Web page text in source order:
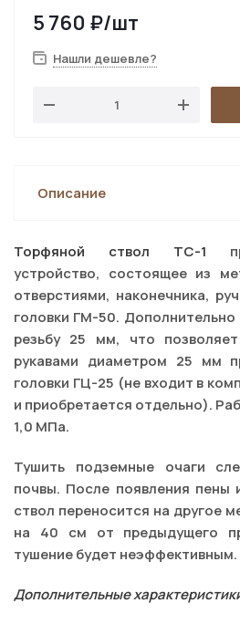
5 760 ₽/шт
Нашли дешевле?
Описание
Торфяной ствол ТС-1
устройство, состоящее из
отверстиями, наконечника,
головки ГМ-50.
резьбу 25 мм, что
рукавами диаметром 25 мм
головки ГЦ-25 (не входит в
и приобретается отдельно).
1,0 МПа.
Тушить подземные очаги
почвы. После появления пены
ствол переносится на другое
на 40 см от предыдущего
тушение будет неэффективным.
Дополнительные